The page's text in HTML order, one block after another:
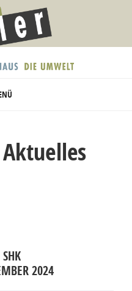
Aktuelles
2024